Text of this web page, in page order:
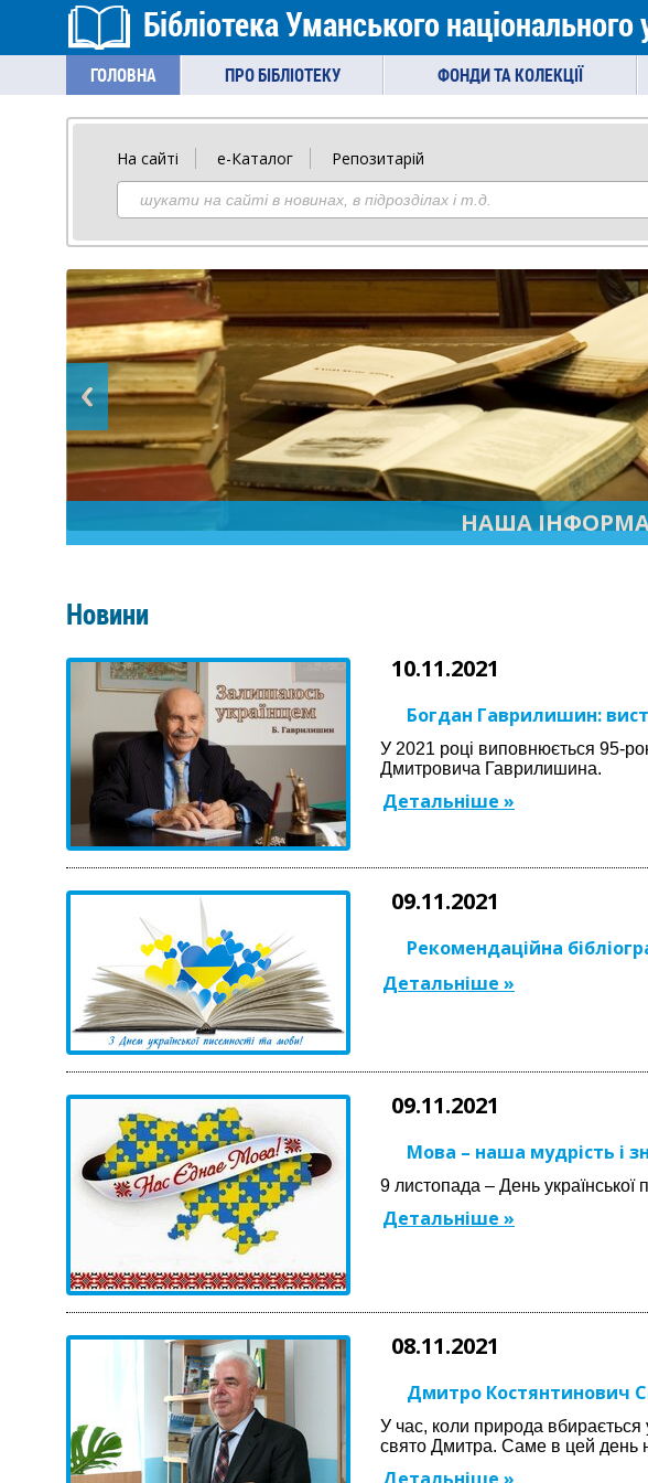
Бібліотека Уманського національного
ГОЛОВНА ПРО БІБЛІОТЕКУ ФОНДИ ТА КОЛЕКЦІЇ
На сайті е-Каталог Репозитарій
НАША
Новини
10.11.2021
Богдан Гаврилишин:
У 2021 році виповнюється 95-
Дмитровича Гаврилишина.
Детальніше »
09.11.2021
Рекомендаційна
Детальніше »
09.11.2021
Мова – наша мудрість і
9 листопада – День української
Детальніше »
08.11.2021
Дмитро Костянтинович
У час, коли природа вбирається
свято Дмитра. Саме в цей день